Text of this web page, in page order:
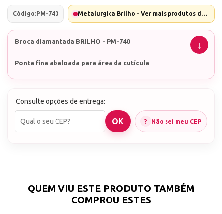
Código:PM-740 Metalurgica Brilho - Ver mais produtos desta marca
Broca diamantada BRILHO - PM-740
Ponta fina abaloada para área da cutícula
Nossa Loja já atua há mais de 12 anos no mercado.
compra.
*EMITIMOS NOTAS FISCAIS DE TODAS AS VENDAS.
Consulte opções de entrega:
Não sei meu CEP
QUEM VIU ESTE PRODUTO TAMBÉM
COMPROU ESTES